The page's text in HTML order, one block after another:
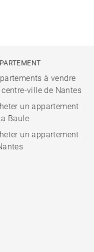
à vendre
ville de Nantes
un appartement
Baule
un appartement